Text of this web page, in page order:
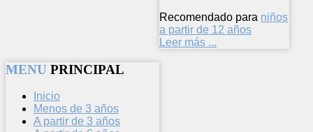
Recomendado para niños
a partir de 12 años
Leer más ...
MENU PRINCIPAL
Inicio
Menos de 3 años
A partir de 3 años